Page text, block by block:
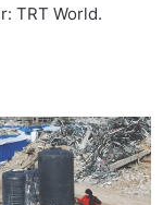
TRT World.